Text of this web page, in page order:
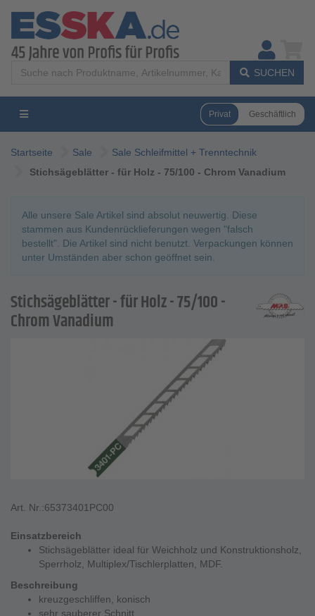
SUCHEN
Privat Geschäftlich
Startseite Sale
Sale Schleifmittel + Trenntechnik
Stichsägeblätter - für Holz - 75/100 - Chrom Vanadium
Alle unsere Sale Artikel sind absolut neuwertig. Diese
stammen aus Kundenrücklieferungen wegen "falsch
bestellt". Die Artikel sind nicht benutzt. Verpackungen können
unter Umständen aber schon geöffnet sein.
Stichsägeblätter - für Holz - 75/100 -
Chrom Vanadium
Art. Nr.:65373401PC00
Einsatzbereich
Stichsägeblätter ideal für Weichholz und Konstruktionsholz,
Sperrholz, Multiplex/Tischlerplatten, MDF.
Beschreibung
kreuzgeschliffen, konisch
sehr sauberer Schnitt